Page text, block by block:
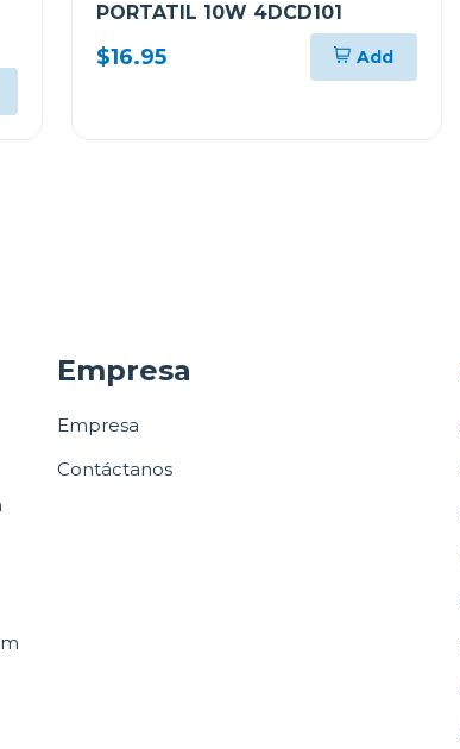
PORTATIL 10W 4DCD101
$16.95 Add
Empresa
Empresa
Contáctanos